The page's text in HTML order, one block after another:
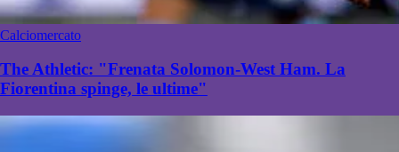
Calciomercato
The Athletic: "Frenata Solomon-West Ham. La
Fiorentina spinge, le ultime"